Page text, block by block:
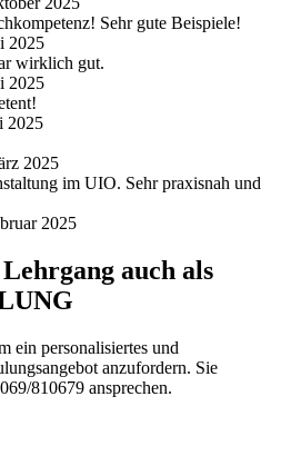
Sehr gute Beispiele!
2025
wirklich gut.
2025
2025
2025
im UIO. Sehr praxisnah und
2025
auch als
ein personalisiertes und
anzufordern. Sie
810679 ansprechen.